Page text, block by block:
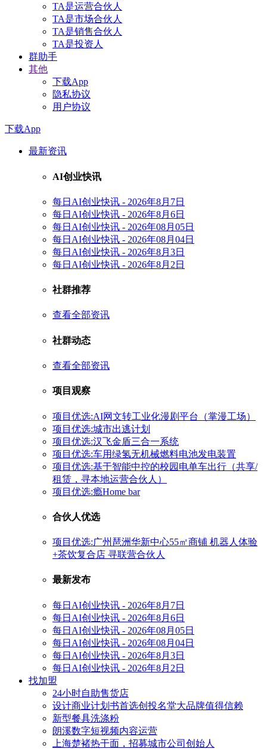
TA是运营合伙人
TA是市场合伙人
TA是销售合伙人
TA是投资人
群助手
其他
下载App
隐私协议
用户协议
下载App
最新资讯
AI创业快讯
每日AI创业快讯 - 2026年8月7日
每日AI创业快讯 - 2026年8月6日
每日AI创业快讯 - 2026年08月05日
每日AI创业快讯 - 2026年08月04日
每日AI创业快讯 - 2026年8月3日
每日AI创业快讯 - 2026年8月2日
社群推荐
查看全部资讯
社群动态
查看全部资讯
项目观察
项目优选:AI网文转工业化漫剧平台（掌漫工场）
项目优选:城市出逃计划
项目优选:汉飞金盾三合一系统
项目优选:车用绿氢无机械燃料电池发电装置
项目优选:基于智能中控的校园电单车出行（共享/
租赁，寻本地运营合伙人）
项目优选:瘾Home bar
合伙人优选
项目优选:广州琶洲华新中心55㎡商铺 机器人体验
+茶饮复合店 寻联营合伙人
最新发布
每日AI创业快讯 - 2026年8月7日
每日AI创业快讯 - 2026年8月6日
每日AI创业快讯 - 2026年08月05日
每日AI创业快讯 - 2026年08月04日
每日AI创业快讯 - 2026年8月3日
每日AI创业快讯 - 2026年8月2日
找加盟
24小时自助售货店
设计商业计划书首选创投名堂大品牌值得信赖
新型餐具洗涤粉
朗溪数字短视频内容运营
上海楚褚热干面，招募城市公司创始人